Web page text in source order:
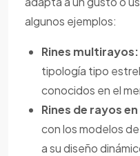
algunos ejemplos:
Rines multirayos:
tipología tipo
conocidos en el
Rines de rayos en
con los modelos de
a su diseño